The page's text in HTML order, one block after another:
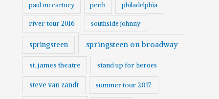
paul mccartney perth philadelphia
river tour 2016 southside johnny
springsteen springsteen on broadway
st. james theatre stand up for heroes
steve van zandt summer tour 2017